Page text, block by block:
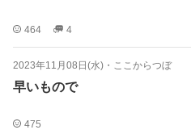
464 4
2023年11月08日(水) ・ ここからつぼ
早いもので
475